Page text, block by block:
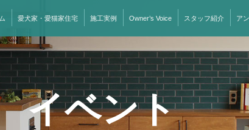
愛犬家・愛猫家住宅 施工実例 Owner’s Voice スタッフ紹介 ア
イベント